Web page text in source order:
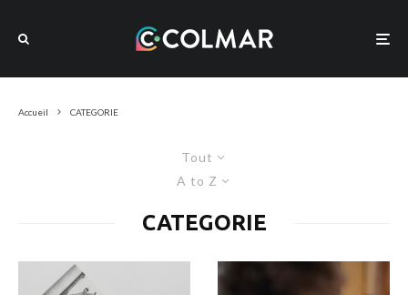
Accueil CATEGORIE
Tout
A to Z
CATEGORIE